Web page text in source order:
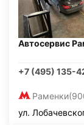
Автосервис
+7 (495) 135-
Раменки
ул.